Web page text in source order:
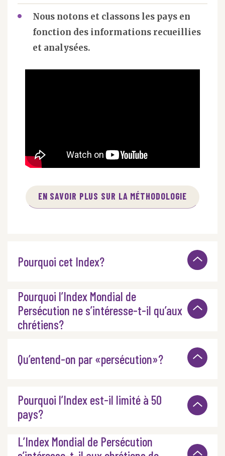
Nous notons et classons les pays en
fonction des informations recueillies
et analysées.
EN SAVOIR PLUS SUR LA MÉTHODOLOGIE
Pourquoi cet Index?
Pourquoi l’Index Mondial de
Persécution ne s’intéresse-t-il qu’aux
chrétiens?
Qu’entend-on par «persécution»?
Pourquoi l’Index est-il limité à 50
pays?
L’Index Mondial de Persécution